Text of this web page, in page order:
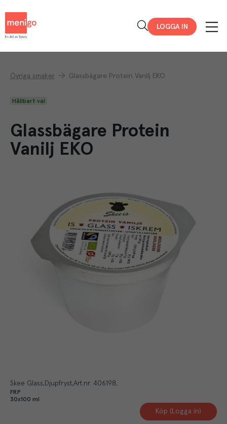
LOGGA IN
Övriga smaker Glassbägare Protein Vanilj EKO
Hållbart val
Glassbägare Protein
Vanilj EKO
Skee Glass Djupfryst Art.nr. 406198
FRP
30x100 ml
Köp (Logga in)